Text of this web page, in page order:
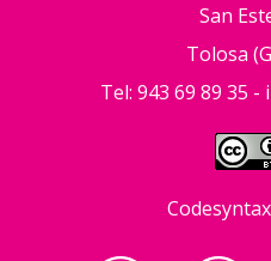
San
Tolosa
Tel: 943 69 89 35 -